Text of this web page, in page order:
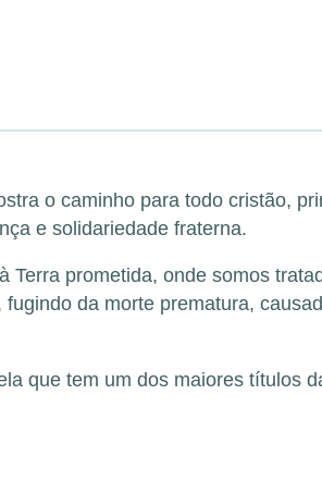
o caminho para todo cristão,
e solidariedade fraterna.
prometida, onde somos
da morte prematura,
que tem um dos maiores títulos